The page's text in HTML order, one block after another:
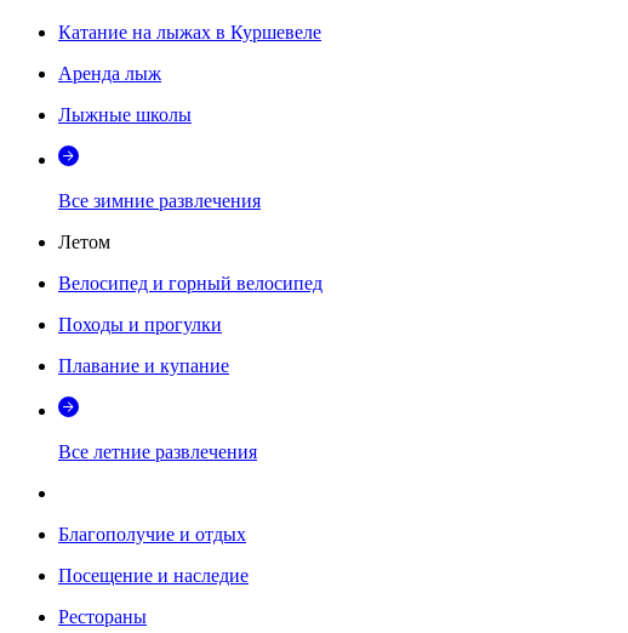
Катание на лыжах в Куршевеле
Аренда лыж
Лыжные школы
Все зимние развлечения
Летом
Велосипед и горный велосипед
Походы и прогулки
Плавание и купание
Все летние развлечения
Благополучие и отдых
Посещение и наследие
Рестораны